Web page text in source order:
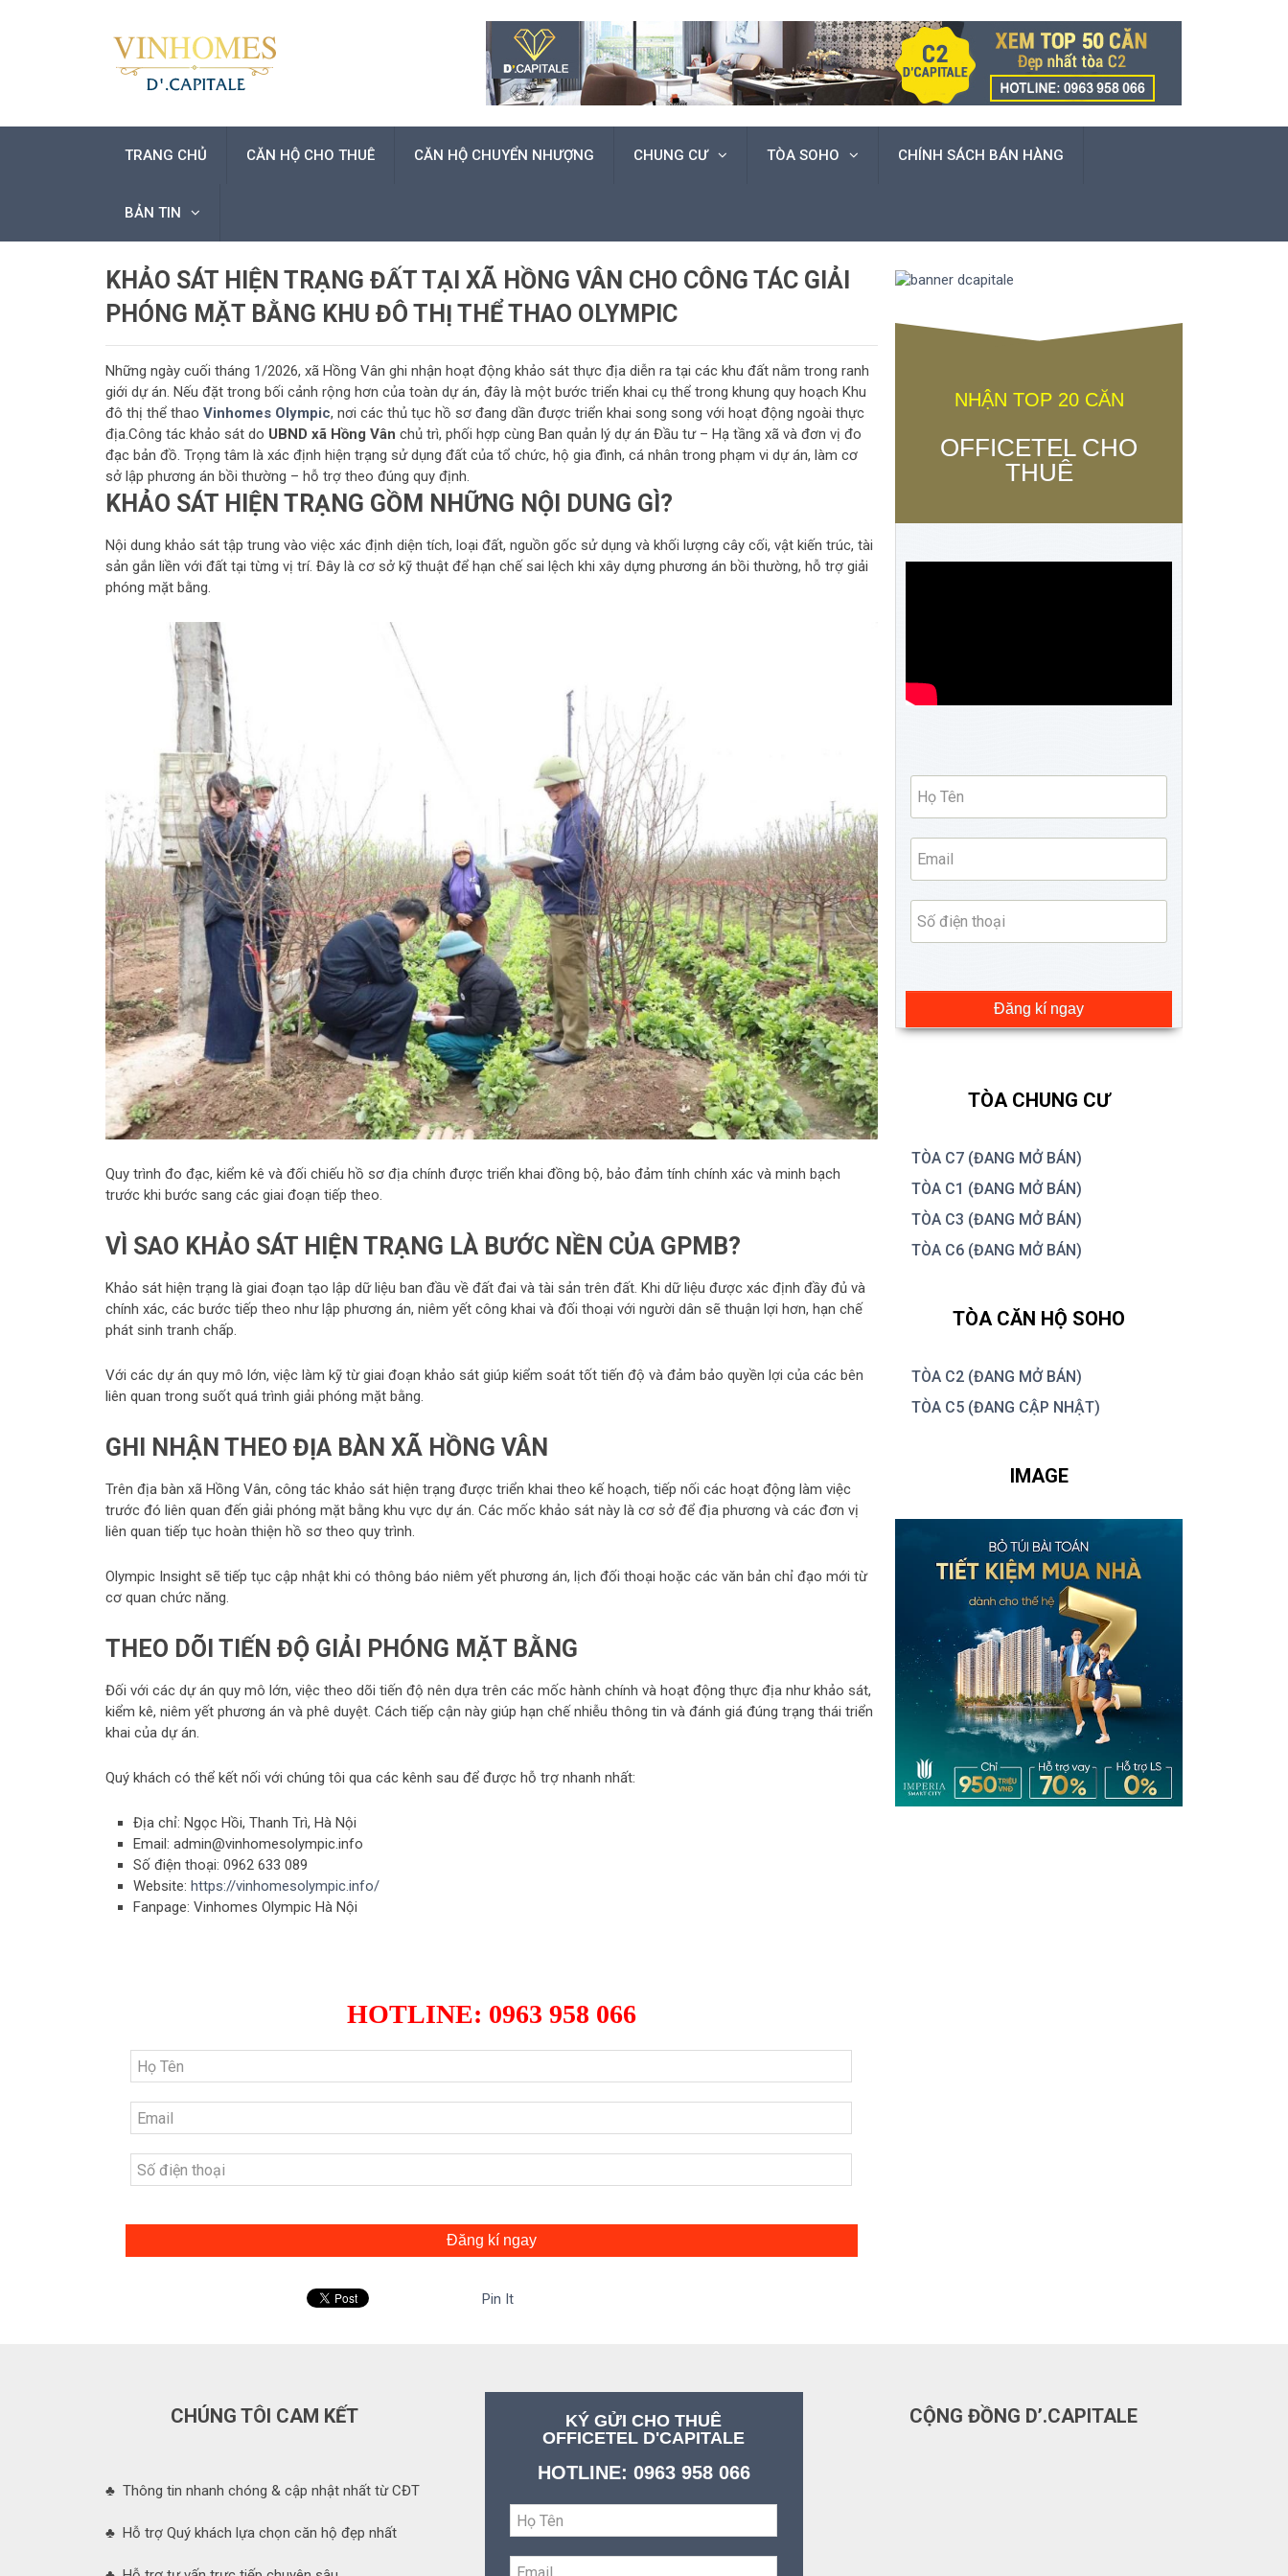
TRANG CHỦ CĂN HỘ CHO THUÊ CĂN HỘ CHUYỂN NHƯỢNG CHUNG CƯ TÒA SOHO CHÍNH SÁCH BÁN HÀNG
BẢN TIN
KHẢO SÁT HIỆN TRẠNG ĐẤT TẠI XÃ HỒNG VÂN CHO CÔNG TÁC GIẢI
PHÓNG MẶT BẰNG KHU ĐÔ THỊ THỂ THAO OLYMPIC
Những ngày cuối tháng 1/2026, xã Hồng Vân ghi nhận hoạt động khảo sát thực địa diễn ra tại các khu đất nằm trong ranh
giới dự án. Nếu đặt trong bối cảnh rộng hơn của toàn dự án, đây là một bước triển khai cụ thể trong khung quy hoạch Khu
đô thị thể thao Vinhomes Olympic, nơi các thủ tục hồ sơ đang dần được triển khai song song với hoạt động ngoài thực
địa.Công tác khảo sát do UBND xã Hồng Vân chủ trì, phối hợp cùng Ban quản lý dự án Đầu tư – Hạ tầng xã và đơn vị đo
đạc bản đồ. Trọng tâm là xác định hiện trạng sử dụng đất của tổ chức, hộ gia đình, cá nhân trong phạm vi dự án, làm cơ
sở lập phương án bồi thường – hỗ trợ theo đúng quy định.
KHẢO SÁT HIỆN TRẠNG GỒM NHỮNG NỘI DUNG GÌ?
Nội dung khảo sát tập trung vào việc xác định diện tích, loại đất, nguồn gốc sử dụng và khối lượng cây cối, vật kiến trúc, tài
sản gắn liền với đất tại từng vị trí. Đây là cơ sở kỹ thuật để hạn chế sai lệch khi xây dựng phương án bồi thường, hỗ trợ giải
phóng mặt bằng.
Quy trình đo đạc, kiểm kê và đối chiếu hồ sơ địa chính được triển khai đồng bộ, bảo đảm tính chính xác và minh bạch
trước khi bước sang các giai đoạn tiếp theo.
VÌ SAO KHẢO SÁT HIỆN TRẠNG LÀ BƯỚC NỀN CỦA GPMB?
Khảo sát hiện trạng là giai đoạn tạo lập dữ liệu ban đầu về đất đai và tài sản trên đất. Khi dữ liệu được xác định đầy đủ và
chính xác, các bước tiếp theo như lập phương án, niêm yết công khai và đối thoại với người dân sẽ thuận lợi hơn, hạn chế
phát sinh tranh chấp.
Với các dự án quy mô lớn, việc làm kỹ từ giai đoạn khảo sát giúp kiểm soát tốt tiến độ và đảm bảo quyền lợi của các bên
liên quan trong suốt quá trình giải phóng mặt bằng.
GHI NHẬN THEO ĐỊA BÀN XÃ HỒNG VÂN
Trên địa bàn xã Hồng Vân, công tác khảo sát hiện trạng được triển khai theo kế hoạch, tiếp nối các hoạt động làm việc
trước đó liên quan đến giải phóng mặt bằng khu vực dự án. Các mốc khảo sát này là cơ sở để địa phương và các đơn vị
liên quan tiếp tục hoàn thiện hồ sơ theo quy trình.
Olympic Insight sẽ tiếp tục cập nhật khi có thông báo niêm yết phương án, lịch đối thoại hoặc các văn bản chỉ đạo mới từ
cơ quan chức năng.
THEO DÕI TIẾN ĐỘ GIẢI PHÓNG MẶT BẰNG
Đối với các dự án quy mô lớn, việc theo dõi tiến độ nên dựa trên các mốc hành chính và hoạt động thực địa như khảo sát,
kiểm kê, niêm yết phương án và phê duyệt. Cách tiếp cận này giúp hạn chế nhiễu thông tin và đánh giá đúng trạng thái triển
khai của dự án.
Quý khách có thể kết nối với chúng tôi qua các kênh sau để được hỗ trợ nhanh nhất:
Địa chỉ: Ngọc Hồi, Thanh Trì, Hà Nội
Email: admin@vinhomesolympic.info
Số điện thoại: 0962 633 089
Website: https://vinhomesolympic.info/
Fanpage: Vinhomes Olympic Hà Nội
HOTLINE: 0963 958 066
Đăng kí ngay
Pin It
NHẬN TOP 20 CĂN
OFFICETEL CHO
THUÊ
Đăng kí ngay
TÒA CHUNG CƯ
TÒA C7 (ĐANG MỞ BÁN)
TÒA C1 (ĐANG MỞ BÁN)
TÒA C3 (ĐANG MỞ BÁN)
TÒA C6 (ĐANG MỞ BÁN)
TÒA CĂN HỘ SOHO
TÒA C2 (ĐANG MỞ BÁN)
TÒA C5 (ĐANG CẬP NHẬT)
IMAGE
CHÚNG TÔI CAM KẾT
♣ Thông tin nhanh chóng & cập nhật nhất từ CĐT
♣ Hỗ trợ Quý khách lựa chọn căn hộ đẹp nhất
KÝ GỬI CHO THUÊ
OFFICETEL D'CAPITALE
HOTLINE: 0963 958 066
CỘNG ĐỒNG D’.CAPITALE